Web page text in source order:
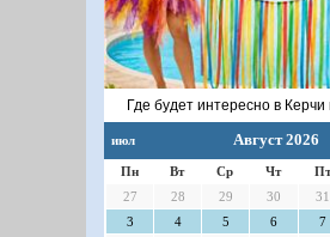
Где будет интересно в
июл Август 2026
Пн Вт Ср Чт Пт
27
28 29 30 31
3
4 5 6 7